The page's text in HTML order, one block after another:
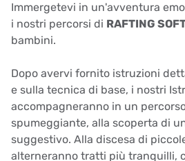
Immergetevi in un'avventura
i nostri percorsi di RAFTING
bambini.
Dopo avervi fornito istruzioni
e sulla tecnica di base, i nostri
accompagneranno in un
spumeggiante, alla scoperta di
suggestivo. Alla discesa di
alterneranno tratti più tranquilli,